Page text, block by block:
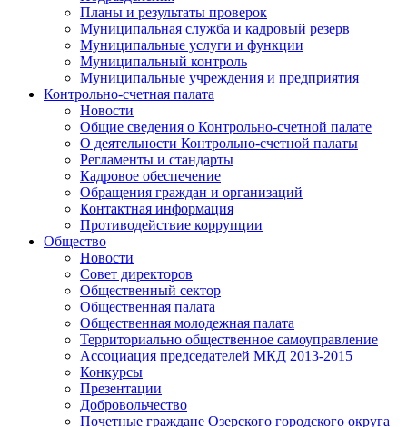
Планы и результаты проверок
Муниципальная служба и кадровый резерв
Муниципальные услуги и функции
Муниципальный контроль
Муниципальные учреждения и предприятия
Контрольно-счетная палата
Новости
Общие сведения о Контрольно-счетной палате
О деятельности Контрольно-счетной палаты
Регламенты и стандарты
Кадровое обеспечение
Обращения граждан и организаций
Контактная информация
Противодействие коррупции
Общество
Новости
Совет директоров
Общественный сектор
Общественная палата
Общественная молодежная палата
Территориально общественное самоуправление
Ассоциация председателей МКД 2013-2015
Конкурсы
Презентации
Добровольчество
Почетные граждане Озерского городского округа